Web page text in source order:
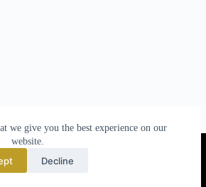
we give you the best experience on our
website.
Decline
Templates
TO TOP